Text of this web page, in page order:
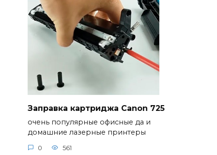
Заправка картриджа Canon 725
очень популярные офисные да и
домашние лазерные принтеры
0 561